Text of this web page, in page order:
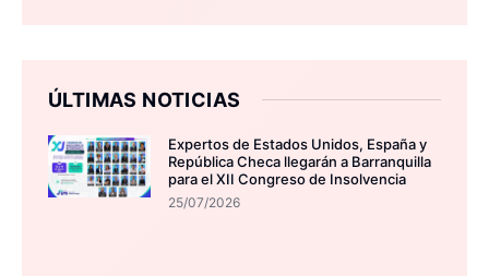
ÚLTIMAS NOTICIAS
Expertos de Estados Unidos, España y
República Checa llegarán a Barranquilla
para el XII Congreso de Insolvencia
25/07/2026